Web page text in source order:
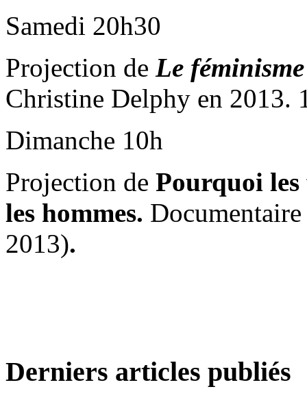
Samedi 20h30
Projection de Le
Christine Delphy en 2013.
Dimanche 10h
Projection de Pourquoi les
les hommes.
2013).
Derniers articles publiés